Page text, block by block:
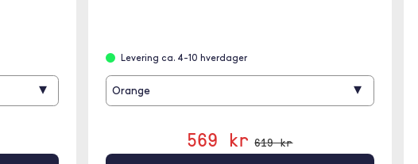
▾
Levering ca. 4-10 hverdager
Orange ▾
569 kr 619 kr